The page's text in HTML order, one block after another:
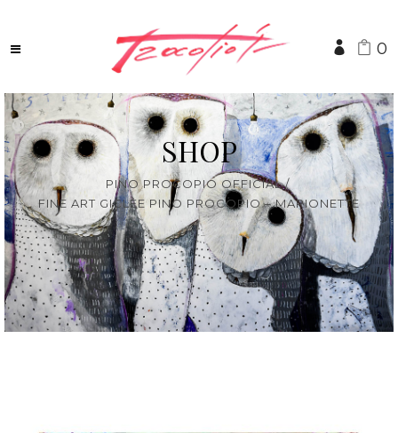
0
SHOP
PINO PROCOPIO OFFICIAL/
FINE ART GICLÈE PINO PROCOPIO – MARIONETTE